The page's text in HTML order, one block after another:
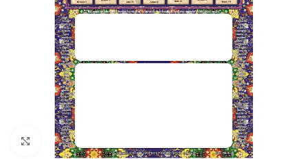
Büyütmek için tıklayın